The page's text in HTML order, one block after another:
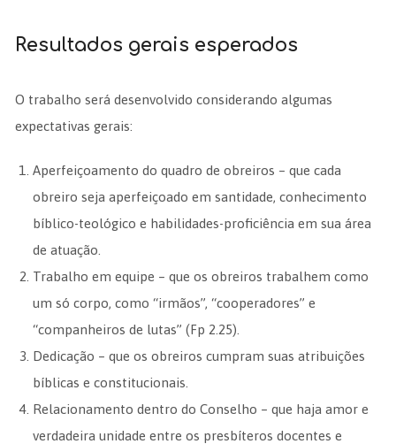
Resultados gerais esperados
O trabalho será desenvolvido considerando algumas
expectativas gerais:
Aperfeiçoamento do quadro de obreiros – que cada
obreiro seja aperfeiçoado em santidade, conhecimento
bíblico-teológico e habilidades-proficiência em sua área
de atuação.
Trabalho em equipe – que os obreiros trabalhem como
um só corpo, como “irmãos”, “cooperadores” e
“companheiros de lutas” (Fp 2.25).
Dedicação – que os obreiros cumpram suas atribuições
bíblicas e constitucionais.
Relacionamento dentro do Conselho – que haja amor e
verdadeira unidade entre os presbíteros docentes e